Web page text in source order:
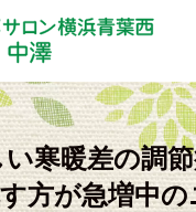
寒暖差の調
方が急増中